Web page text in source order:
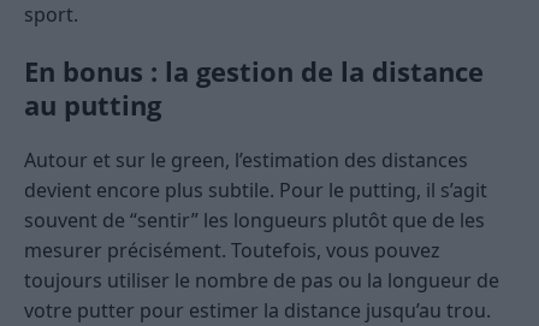
sport.
En bonus : la gestion de la distance
au putting
Autour et sur le green, l’estimation des distances
devient encore plus subtile. Pour le putting, il s’agit
souvent de “sentir” les longueurs plutôt que de les
mesurer précisément. Toutefois, vous pouvez
toujours utiliser le nombre de pas ou la longueur de
votre putter pour estimer la distance jusqu’au trou.